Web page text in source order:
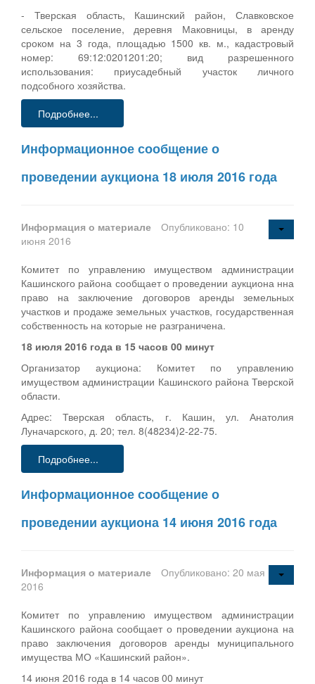
- Тверская область, Кашинский район, Славковское
сельское поселение, деревня Маковницы, в аренду
сроком на 3 года, площадью 1500 кв. м., кадастровый
номер: 69:12:0201201:20; вид разрешенного
использования: приусадебный участок личного
подсобного хозяйства.
Подробнее...
Информационное сообщение о
проведении аукциона 18 июля 2016 года
Информация о материале
Опубликовано: 10
июня 2016
Комитет по управлению имуществом администрации
Кашинского района сообщает о проведении аукциона нна
право на заключение договоров аренды земельных
участков и продаже земельных участков, государственная
собственность на которые не разграничена.
18 июля 2016 года в 15 часов 00 минут
Организатор аукциона: Комитет по управлению
имуществом администрации Кашинского района Тверской
области.
Адрес: Тверская область, г. Кашин, ул. Анатолия
Луначарского, д. 20; тел. 8(48234)2-22-75.
Подробнее...
Информационное сообщение о
проведении аукциона 14 июня 2016 года
Информация о материале
Опубликовано: 20 мая
2016
Комитет по управлению имуществом администрации
Кашинского района сообщает о проведении аукциона на
право заключения договоров аренды муниципального
имущества МО «Кашинский район».
14 июня 2016 года в 14 часов 00 минут